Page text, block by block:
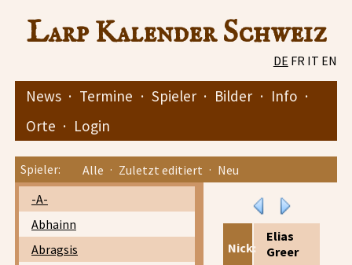
Larp Kalender Schweiz
DE FR IT EN
News · Termine · Spieler · Bilder · Info ·
Orte · Login
Spieler: Alle · Zuletzt editiert · Neu
-A-
Abhainn
Abragsis
Nick:
Elias
Greer